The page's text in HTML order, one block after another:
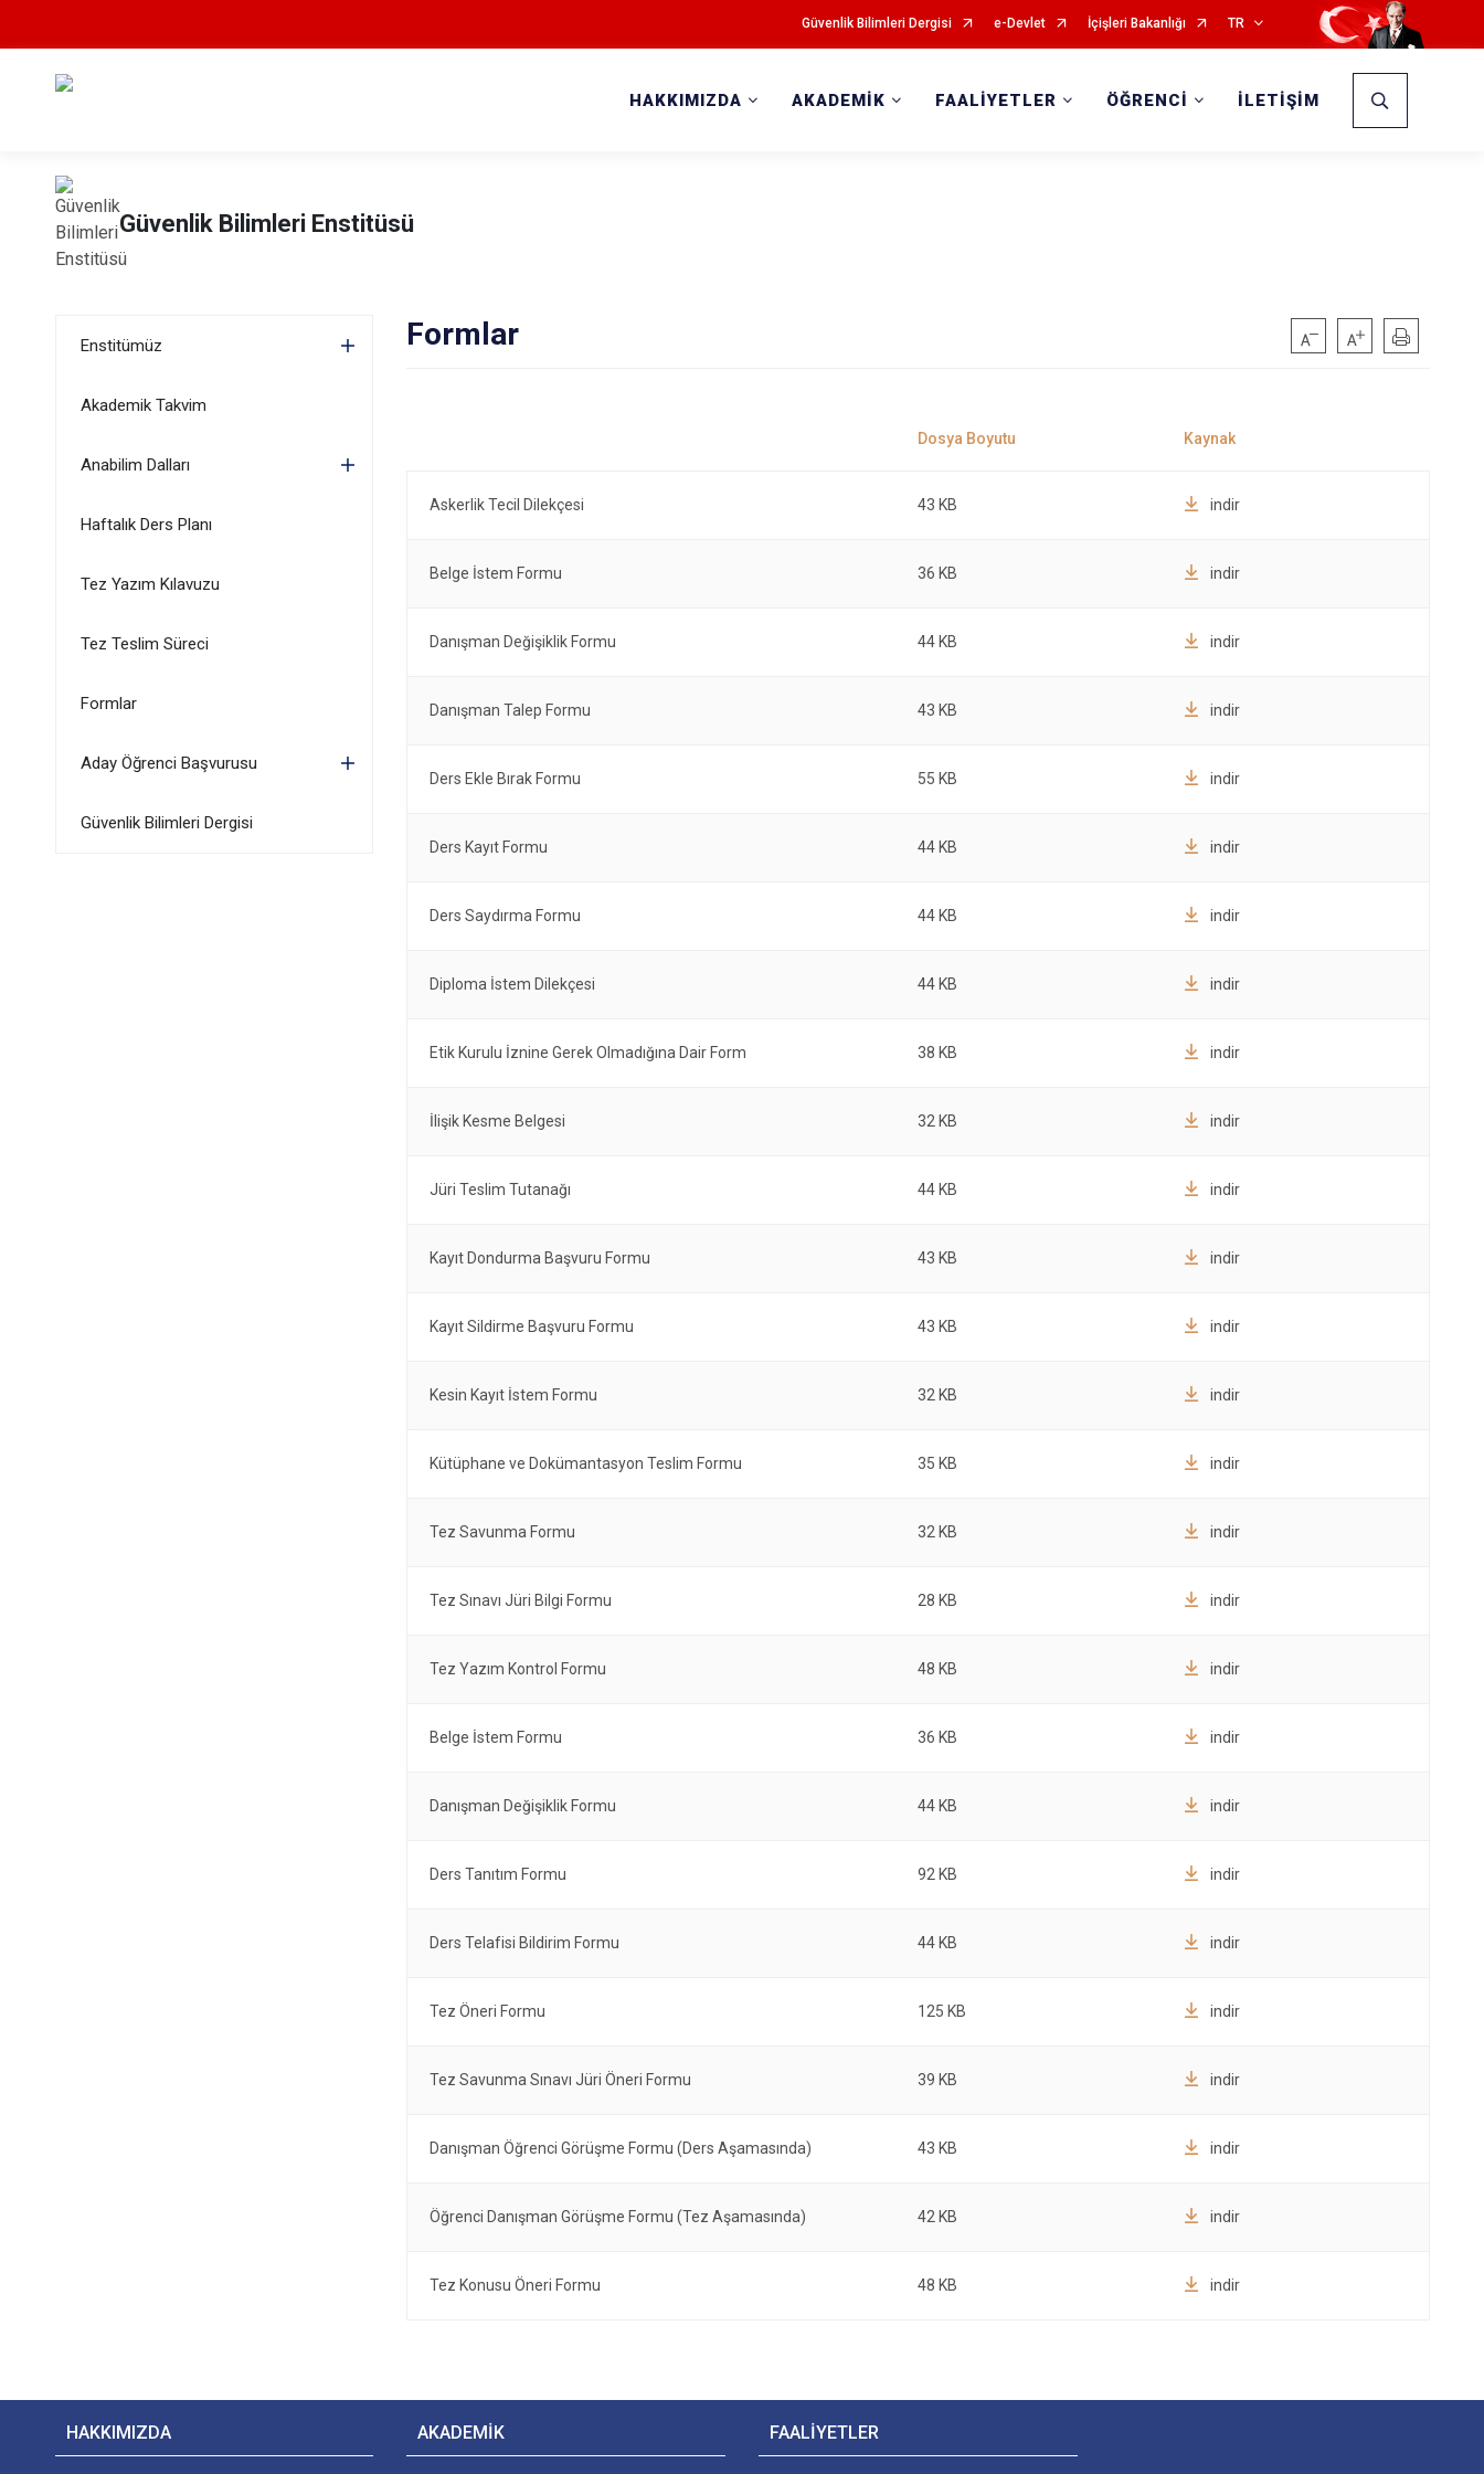
Güvenlik Bilimleri Dergisi e-Devlet İçişleri Bakanlığı TR
HAKKIMIZDA AKADEMİK FAALİYETLER ÖĞRENCİ İLETİŞİM
Güvenlik Bilimleri Enstitüsü
Enstitümüz
Akademik Takvim
Anabilim Dalları
Haftalık Ders Planı
Tez Yazım Kılavuzu
Tez Teslim Süreci
Formlar
Aday Öğrenci Başvurusu
Güvenlik Bilimleri Dergisi
Formlar
Askerlik Tecil Dilekçesi 43 KB indir
Belge İstem Formu 36 KB indir
Danışman Değişiklik Formu 44 KB indir
Danışman Talep Formu 43 KB indir
Ders Ekle Bırak Formu 55 KB indir
Ders Kayıt Formu 44 KB indir
Ders Saydırma Formu 44 KB indir
Diploma İstem Dilekçesi 44 KB indir
Etik Kurulu İznine Gerek Olmadığına Dair Form 38 KB indir
İlişik Kesme Belgesi 32 KB indir
Jüri Teslim Tutanağı 44 KB indir
Kayıt Dondurma Başvuru Formu 43 KB indir
Kayıt Sildirme Başvuru Formu 43 KB indir
Kesin Kayıt İstem Formu 32 KB indir
Kütüphane ve Dokümantasyon Teslim Formu 35 KB indir
Tez Savunma Formu 32 KB indir
Tez Sınavı Jüri Bilgi Formu 28 KB indir
Tez Yazım Kontrol Formu 48 KB indir
Belge İstem Formu 36 KB indir
Danışman Değişiklik Formu 44 KB indir
Ders Tanıtım Formu 92 KB indir
Ders Telafisi Bildirim Formu 44 KB indir
Tez Öneri Formu 125 KB indir
Tez Savunma Sınavı Jüri Öneri Formu 39 KB indir
Danışman Öğrenci Görüşme Formu (Ders Aşamasında) 43 KB indir
Öğrenci Danışman Görüşme Formu (Tez Aşamasında) 42 KB indir
Tez Konusu Öneri Formu 48 KB indir
HAKKIMIZDA AKADEMİK FAALİYETLER